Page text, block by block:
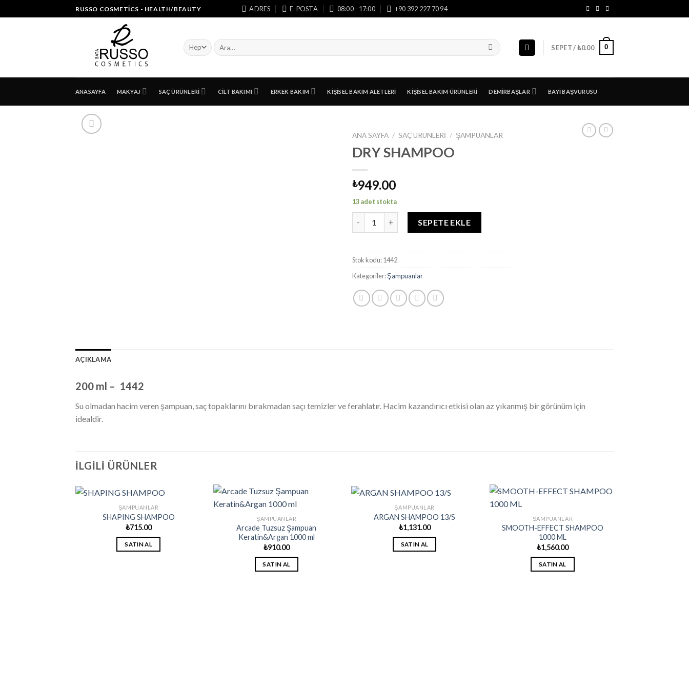
to
RUSSO COSMETICS - HEALTH/BEAUTY ADRES E-POSTA 08:00 - 17:00 +90 392 227 70 94
Ara:
SEPET /₺0.00 0
ANASAYFA MAKYAJ SAÇ ÜRÜNLERI CILT BAKIMI ERKEK BAKIM KIŞISEL BAKIM ALETLERI KIŞISEL BAKIM ÜRÜNLERI DEMIRBAŞLAR BAYI BAŞVURUSU
ANA SAYFA / SAÇ ÜRÜNLERI / ŞAMPUANLAR
DRY SHAMPOO
₺949.00
13 adet stokta
SEPETE EKLE
Stok kodu:1442
Kategoriler:Şampuanlar
AÇIKLAMA
200 ml – 1442
Su olmadan hacim veren şampuan, saç topaklarını bırakmadan saçı temizler ve ferahlatır. Hacim kazandırıcı etkisi olan az yıkanmış bir görünüm için
idealdir.
İLGILI ÜRÜNLER
ŞAMPUANLAR
SHAPING SHAMPOO
₺715.00
SATIN AL
ŞAMPUANLAR
Arcade Tuzsuz Şampuan
Keratin&Argan 1000 ml
₺910.00
SATIN AL
ŞAMPUANLAR
ARGAN SHAMPOO 13/S
₺1,131.00
SATIN AL
ŞAMPUANLAR
SMOOTH-EFFECT SHAMPOO
1000 ML
₺1,560.00
SATIN AL